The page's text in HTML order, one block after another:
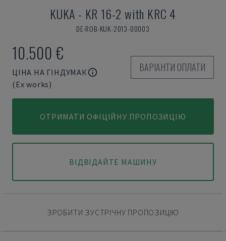
KUKA - KR 16-2 with KRC 4
DE-ROB-KUK-2013-00003
10.500 €
ЦІНА НА ГІНДУМАК
(Ex works)
ВАРІАНТИ ОПЛАТИ
ОТРИМАТИ ОФІЦІЙНУ ПРОПОЗИЦІЮ
ВІДВІДАЙТЕ МАШИНУ
ЗРОБИТИ ЗУСТРІЧНУ ПРОПОЗИЦІЮ